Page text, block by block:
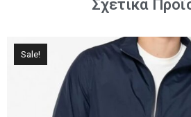
Σχετικά
Sale!